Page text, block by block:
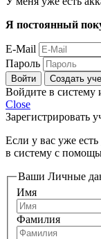
Я постоянный
E-Mail
Пароль
Войти Создать
Войдите в систему
Close
Зарегистрировать
Если у вас уже
в систему с
Ваши Личные
Имя
Фамилия